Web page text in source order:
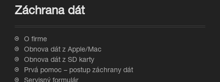
Záchrana dát
O firme
Obnova dát z Apple/Mac
Obnova dát z SD karty
Prvá pomoc – postup záchrany dát